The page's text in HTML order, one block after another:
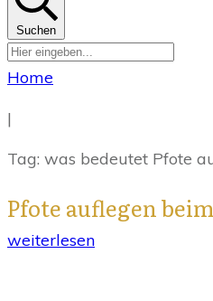
Suchen
Home
|
Tag: was bedeutet Pfote
Pfote auflegen
weiterlesen